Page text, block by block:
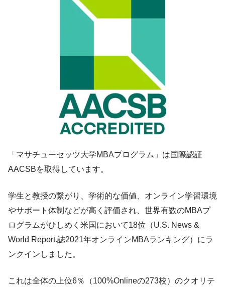
「マサチューセッツ大学MBAプログラム」は国際認証
AACSBを取得しています。
学生と教授の繋がり、学術的な価値、オンライン学習環境
やサポート体制などが高く評価され、世界有数のMBAプ
ログラムがひしめく米国において18位（U.S. News &
World Report.誌2021年オンラインMBAランキング）にラ
ンクインしました。
これは全体の上位6％（100%Onlineの273校）のクオリテ